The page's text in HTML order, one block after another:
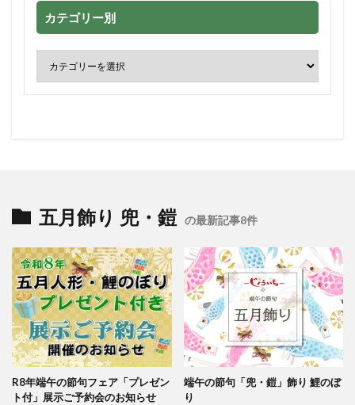
カテゴリー別
五月飾り 兜・鎧 の最新記事8件
R8年端午の節句フェア「プレゼン
ト付」展示ご予約会のお知らせ
端午の節句「兜・鎧」飾り 鯉のぼ
り